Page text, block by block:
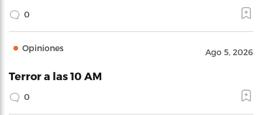
0
Opiniones Ago 5, 2026
Terror a las 10 AM
0